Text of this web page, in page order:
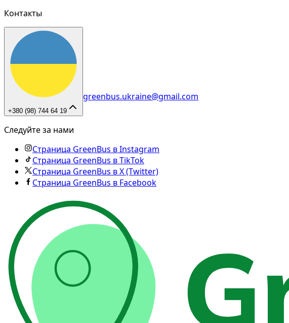
Контакты
+380 (98) 744 64 19
greenbus.ukraine@gmail.com
Следуйте за нами
Страница GreenBus в Instagram
Страница GreenBus в TikTok
Страница GreenBus в X (Twitter)
Страница GreenBus в Facebook